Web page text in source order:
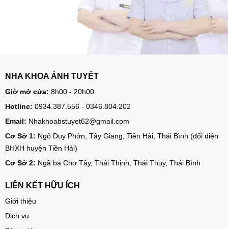
NHA KHOA ÁNH TUYẾT
Giờ mở cửa: 8h00 - 20h00
Hotline: 0934.387.556 - 0346.804.202
Email: Nhakhoabstuyet62@gmail.com
Cơ Sở 1: Ngô Duy Phớn, Tây Giang, Tiền Hải, Thái Bình (đối diện
BHXH huyện Tiền Hải)
Cơ Sở 2: Ngã ba Chợ Tây, Thái Thịnh, Thái Thụy, Thái Bình
LIÊN KẾT HỮU ÍCH
Giới thiệu
Dịch vụ